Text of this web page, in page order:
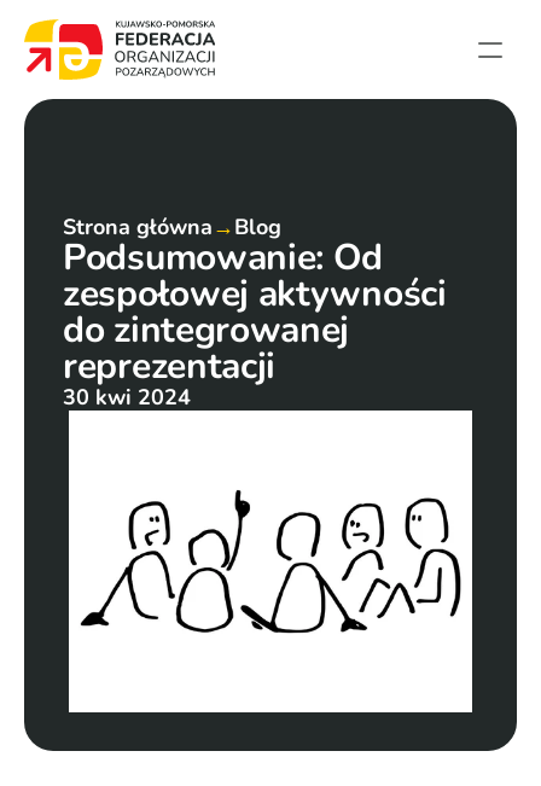
Projekty
Członkowie
English summary
Kontakt
Federacja
Karta zasad
Historia i działania
Kalendarz działań
Strona główna→Blog
Podsumowanie: Od
zespołowej aktywności
do zintegrowanej
reprezentacji
30 kwi 2024